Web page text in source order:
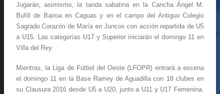
Jugarán, asimismo, la tanda sabatina en la Cancha Ángel M.
Bufill de Bairoa en Caguas y en el campo del Antiguo Colegio
Sagrado Corazón de María en Juncos con acción repartida de U5
a U15. Las categorías U17 y Superior iniciarán el domingo 11 en
Villa del Rey.
Mientras, la Liga de Fútbol del Oeste (LFOPR) entrará a escena
el domingo 11 en la Base Ramey de Aguadilla con 18 clubes en
su Clausura 2016 desde U5 a U20, junto a U11 y U17 Femenina.